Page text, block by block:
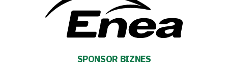
#WARTOpobraćSPONSOR BIZNES